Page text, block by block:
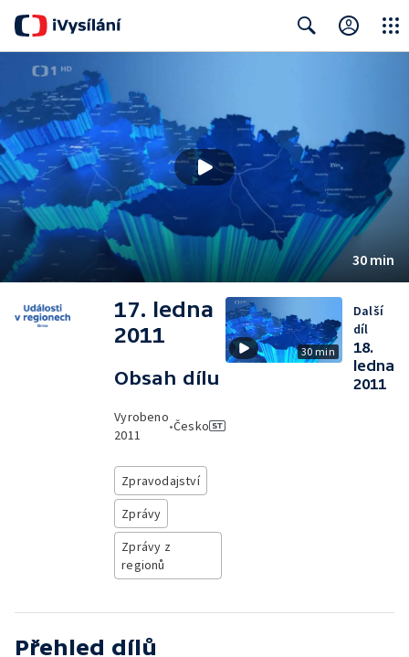
30 min
17. ledna
2011
Obsah dílu
Vyrobeno
2011
•Česko
Zpravodajství
Zprávy
Zprávy z
regionů
30 min
Další
díl
18.
ledna
2011
Přehled dílů